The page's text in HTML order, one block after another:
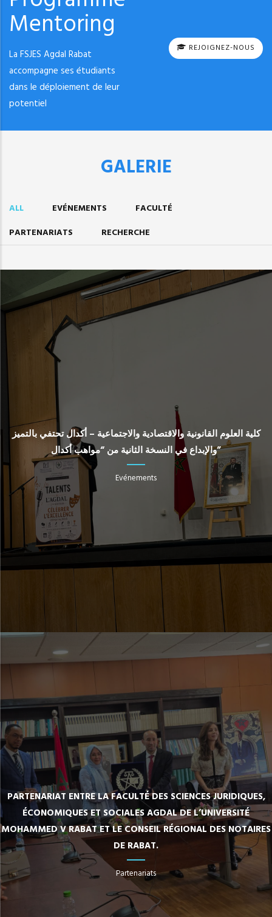
Mentoring
La FSJES Agdal Rabat
accompagne ses étudiants
dans le déploiement de leur
potentiel
REJOIGNEZ-NOUS
GALERIE
ALL EVÉNEMENTS
FACULTÉ
PARTENARIATS
RECHERCHE
كلية العلوم القانونية والاقتصادية والاجتماعية – أكدال تحتفي بالتميز
والإبداع في النسخة الثانية من “مواهب أكدال”
Evénements
PARTENARIAT ENTRE LA FACULTÉ DES SCIENCES JURIDIQUES,
ÉCONOMIQUES ET SOCIALES AGDAL DE L’UNIVERSITÉ
MOHAMMED V RABAT ET LE CONSEIL RÉGIONAL DES NOTAIRES
DE RABAT.
Partenariats